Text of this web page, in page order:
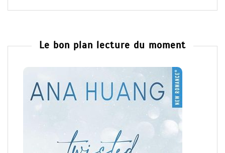
Le bon plan lecture du moment